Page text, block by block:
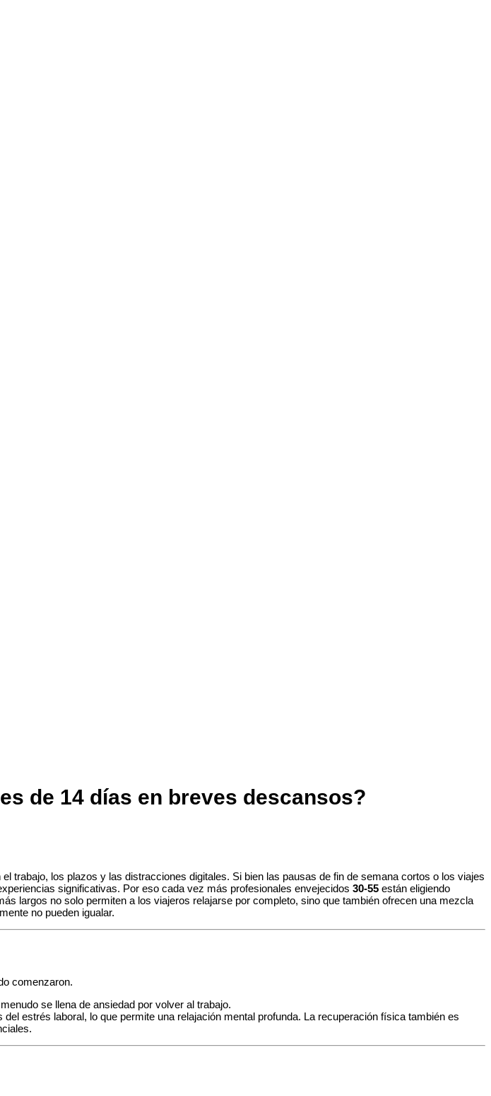
de 14 días en breves descansos?
trabajo, los plazos y las distracciones digitales. Si bien las pausas de fin de semana cortos o los viajes
significativas. Por eso cada vez más profesionales envejecidos 30-55 están eligiendo
largos no solo permiten a los viajeros relajarse por completo, sino que también ofrecen una mezcla
no pueden igualar.
comenzaron.
se llena de ansiedad por volver al trabajo.
estrés laboral, lo que permite una relajación mental profunda. La recuperación física también es